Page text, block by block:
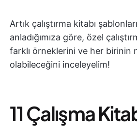
Artık çalıştırma kitabı
anladığımıza göre, özel
farklı örneklerini ve her birinin
olabileceğini inceleyelim!
11 Çalışma